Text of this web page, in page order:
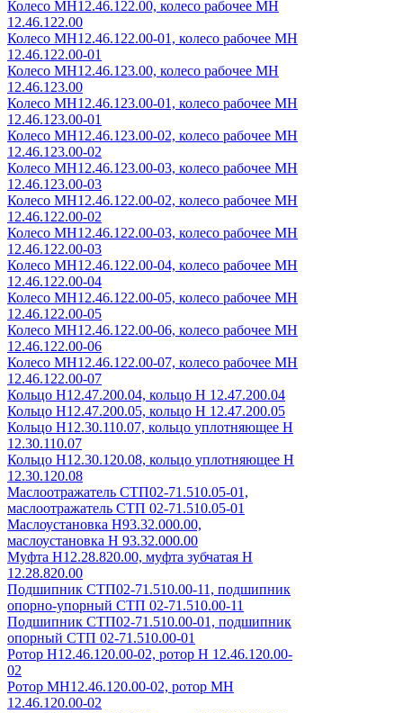
Колесо МН12.46.122.00, колесо рабочее МН
12.46.122.00
Колесо МН12.46.122.00-01, колесо рабочее МН
12.46.122.00-01
Колесо МН12.46.123.00, колесо рабочее МН
12.46.123.00
Колесо МН12.46.123.00-01, колесо рабочее МН
12.46.123.00-01
Колесо МН12.46.123.00-02, колесо рабочее МН
12.46.123.00-02
Колесо МН12.46.123.00-03, колесо рабочее МН
12.46.123.00-03
Колесо МН12.46.122.00-02, колесо рабочее МН
12.46.122.00-02
Колесо МН12.46.122.00-03, колесо рабочее МН
12.46.122.00-03
Колесо МН12.46.122.00-04, колесо рабочее МН
12.46.122.00-04
Колесо МН12.46.122.00-05, колесо рабочее МН
12.46.122.00-05
Колесо МН12.46.122.00-06, колесо рабочее МН
12.46.122.00-06
Колесо МН12.46.122.00-07, колесо рабочее МН
12.46.122.00-07
Кольцо Н12.47.200.04, кольцо Н 12.47.200.04
Кольцо Н12.47.200.05, кольцо Н 12.47.200.05
Кольцо Н12.30.110.07, кольцо уплотняющее Н
12.30.110.07
Кольцо Н12.30.120.08, кольцо уплотняющее Н
12.30.120.08
Маслоотражатель СТП02-71.510.05-01,
маслоотражатель СТП 02-71.510.05-01
Маслоустановка Н93.32.000.00,
маслоустановка Н 93.32.000.00
Муфта Н12.28.820.00, муфта зубчатая Н
12.28.820.00
Подшипник СТП02-71.510.00-11, подшипник
опорно-упорный СТП 02-71.510.00-11
Подшипник СТП02-71.510.00-01, подшипник
опорный СТП 02-71.510.00-01
Ротор Н12.46.120.00-02, ротор Н 12.46.120.00-
02
Ротор МН12.46.120.00-02, ротор МН
12.46.120.00-02